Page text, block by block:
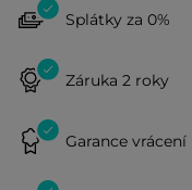
Splátky za 0%
Záruka 2 roky
Garance vrácení